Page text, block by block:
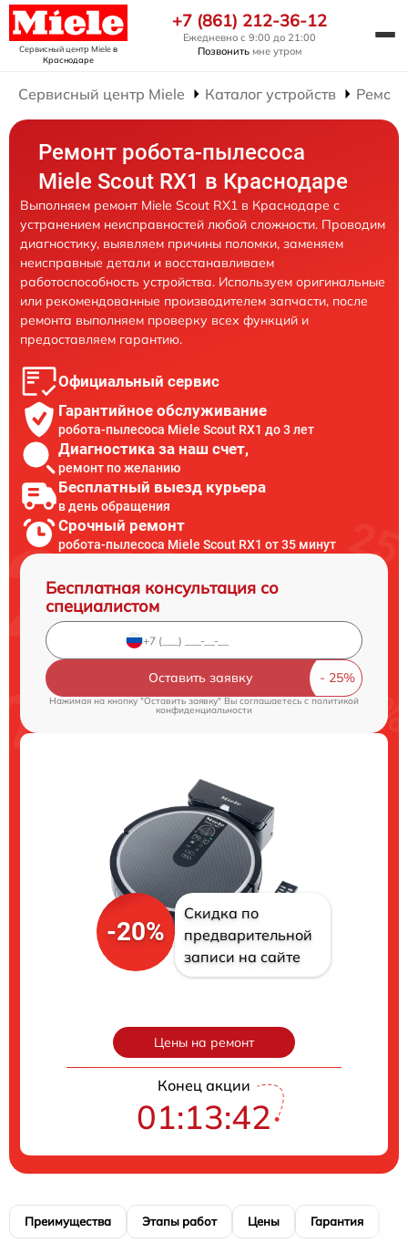
Сервисный центр Mieleв
Краснодаре
+7 (861) 212-36-12
Ежедневно с 9:00 до 21:00
Позвонить мне утром
Сервисный центр Miele Каталог устройств
Ремонт робота-пылесоса
Miele Scout RX1 в Краснодаре
Выполняем ремонт Miele Scout RX1 в Краснодаре с
устранением неисправностей любой сложности. Проводим
диагностику, выявляем причины поломки, заменяем
неисправные детали и восстанавливаем
работоспособность устройства. Используем оригинальные
или рекомендованные производителем запчасти, после
ремонта выполняем проверку всех функций и
предоставляем гарантию.
Официальный сервис
Гарантийное обслуживание
робота-пылесоса Miele Scout RX1 до 3 лет
Диагностика за наш счет,
ремонт по желанию
Бесплатный выезд курьера
в день обращения
Срочный ремонт
робота-пылесоса Miele Scout RX1 от 35 минут
Бесплатная консультация со
специалистом
Оставить заявку
Нажимая на кнопку "Оставить заявку" Вы соглашаетесь cполитикой
конфиденциальности
-20%
Скидка по
предварительной
записи на сайте
Цены на ремонт
Конец акции
01:13:41
Преимущества Этапы работ Цены Гарантия